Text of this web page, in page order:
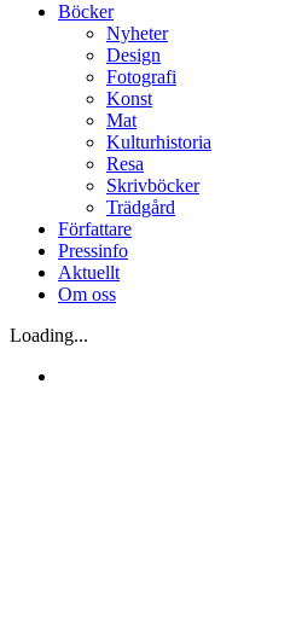
Böcker
Nyheter
Design
Fotografi
Konst
Mat
Kulturhistoria
Resa
Skrivböcker
Trädgård
Författare
Pressinfo
Aktuellt
Om oss
Loading...